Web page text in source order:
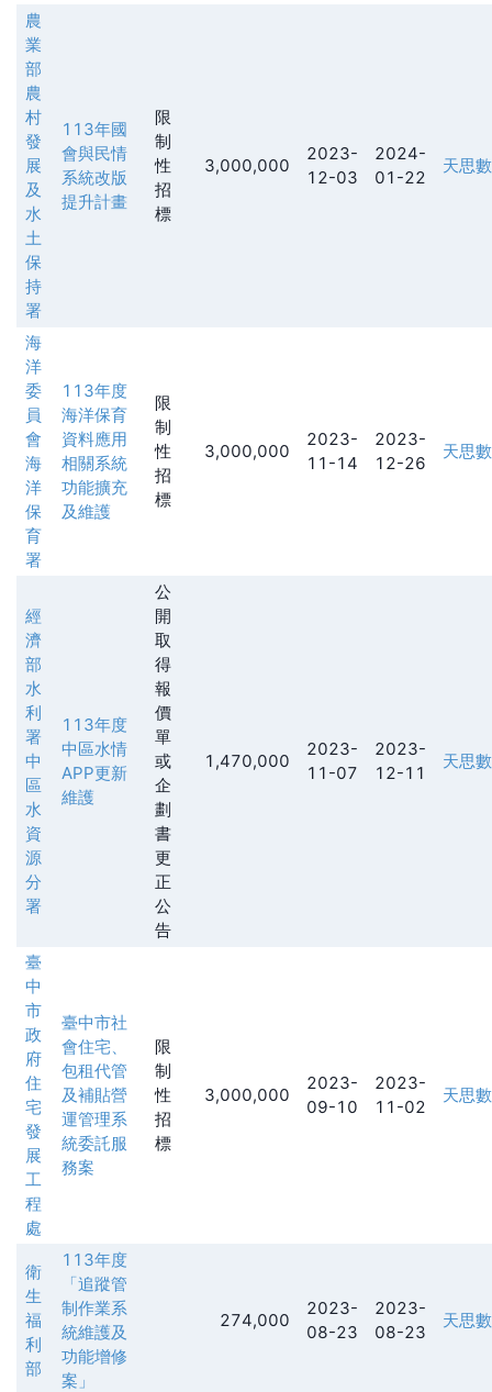
農
業
部
農
村
發
展
及
水
土
保
持
署
113年國
會與民情
系統改版
提升計畫
限
制
性
招
標
3,000,000
2023-
12-03
2024-
01-22
天思
海
洋
委
員
會
海
洋
保
育
署
113年度
海洋保育
資料應用
相關系統
功能擴充
及維護
限
制
性
招
標
3,000,000
2023-
11-14
2023-
12-26
天思
經
濟
部
水
利
署
中
區
水
資
源
分
署
113年度
中區水情
APP更新
維護
公
開
取
得
報
價
單
或
企
劃
書
更
正
公
告
1,470,000
2023-
11-07
2023-
12-11
天思
臺
中
市
政
府
住
宅
發
展
工
程
處
臺中市社
會住宅、
包租代管
及補貼營
運管理系
統委託服
務案
限
制
性
招
標
3,000,000
2023-
09-10
2023-
11-02
天思
衛
生
福
利
部
113年度
「追蹤管
制作業系
統維護及
功能增修
案」
274,000
2023-
08-23
2023-
08-23
天思